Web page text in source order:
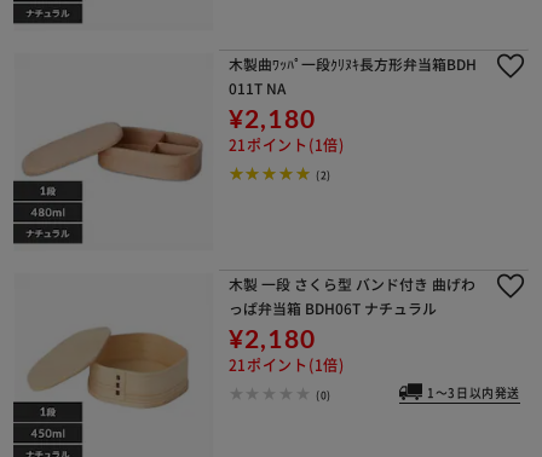
木製曲ﾜｯﾊﾟ一段ｸﾘﾇｷ長方形弁当箱BDH
011T NA
¥2,180
21ポイント(1倍)
(2)
木製 一段 さくら型 バンド付き 曲げわ
っぱ弁当箱 BDH06T ナチュラル
¥2,180
21ポイント(1倍)
(0) 1～3日以内発送